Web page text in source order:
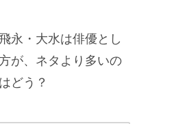
永・大水は俳優とし
が、ネタより多いの
どう？